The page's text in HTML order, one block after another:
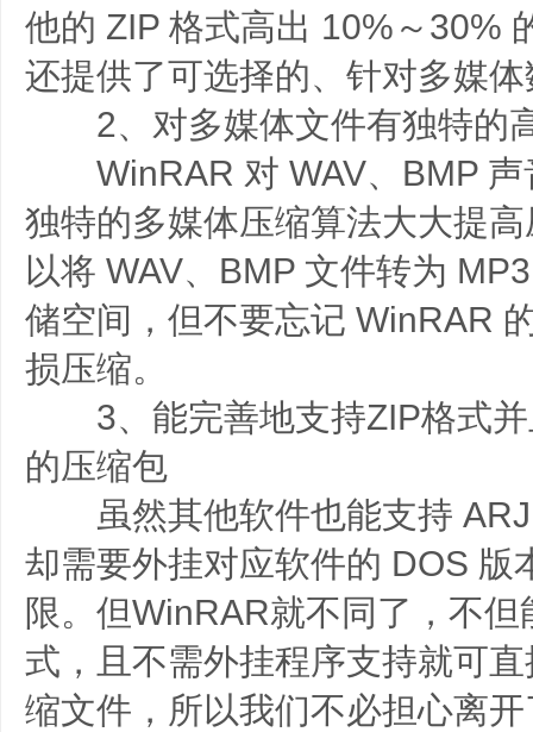
他的 ZIP 格式高出 10%～30%
还提供了可选择的、针对多媒
2、对多媒体文件有独特的
WinRAR 对 WAV、BMP 声
独特的多媒体压缩算法大大提
以将 WAV、BMP 文件转为
储空间，但不要忘记 WinRAR
损压缩。
3、能完善地支持ZIP格式并
的压缩包
虽然其他软件也能支持 ARJ
却需要外挂对应软件的 DOS 版
限。但WinRAR就不同了，不
式，且不需外挂程序支持就可
缩文件，所以我们不必担心离